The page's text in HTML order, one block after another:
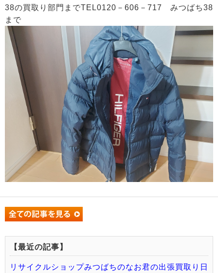
38の買取り部門までTEL0120－606－717 みつばち38
まで
【最近の記事】
リサイクルショップみつばちのなお君の出張買取り日